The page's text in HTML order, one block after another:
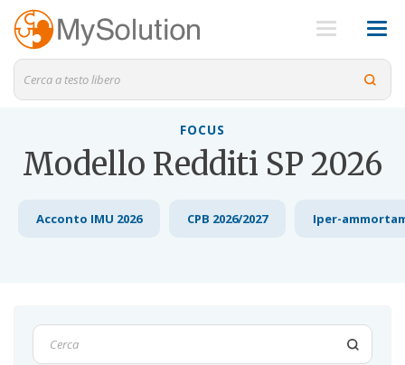
FOCUS
Modello Redditi SP 2026
Acconto IMU 2026 CPB 2026/2027 Iper-